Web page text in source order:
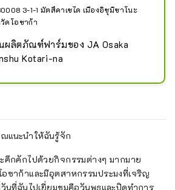
3-1-1 มัตสึคาเซได เมืองอิซุมิซาโนะ
ดโอซาก้า
ผลิตภัณฑ์ฟาร์มของ JA Osaka
Kotari-na
แนะนำให้ฉันรู้จัก
คึกคักไปด้วยกิจกรรมต่างๆ มากมาย
ซาก้าและมีอุตสาหกรรมประมงที่เจริญ
วันที่ฉันไปเยี่ยมชมคือวันพุธและปิดทำการ